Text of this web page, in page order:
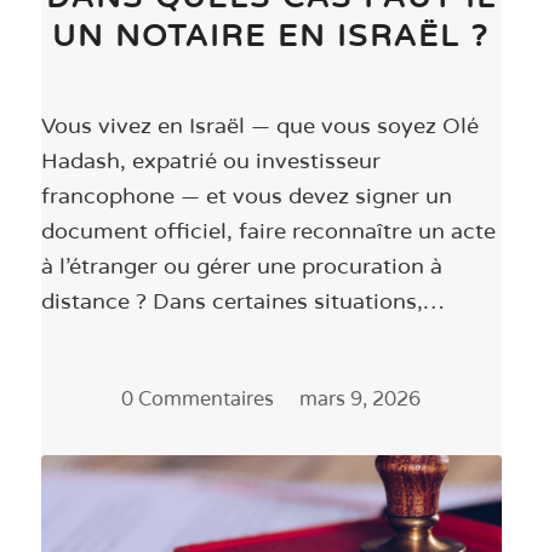
UN NOTAIRE EN ISRAËL ?
Vous vivez en Israël — que vous soyez Olé
Hadash, expatrié ou investisseur
francophone — et vous devez signer un
document officiel, faire reconnaître un acte
à l'étranger ou gérer une procuration à
distance ? Dans certaines situations,…
0 Commentaires
/ mars 9, 2026